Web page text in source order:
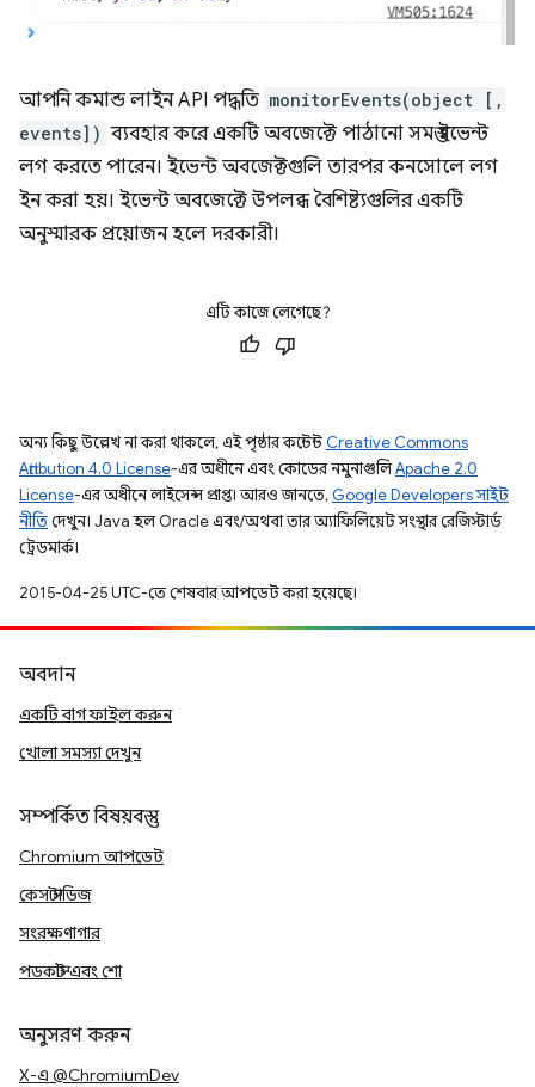
আপনি কমান্ড লাইন API পদ্ধতি monitorEvents(object [,
events]) ব্যবহার করে একটি অবজেক্টে পাঠানো সমস্ত ইভেন্ট
লগ করতে পারেন। ইভেন্ট অবজেক্টগুলি তারপর কনসোলে লগ
ইন করা হয়। ইভেন্ট অবজেক্টে উপলব্ধ বৈশিষ্ট্যগুলির একটি
অনুস্মারক প্রয়োজন হলে দরকারী।
এটি কাজে লেগেছে?
অন্য কিছু উল্লেখ না করা থাকলে, এই পৃষ্ঠার কন্টেন্ট Creative Commons
Attribution 4.0 License-এর অধীনে এবং কোডের নমুনাগুলিApache 2.0
License-এর অধীনে লাইসেন্স প্রাপ্ত। আরও জানতে, Google Developers সাইট
নীতিদেখুন। Java হল Oracle এবং/অথবা তার অ্যাফিলিয়েট সংস্থার রেজিস্টার্ড
ট্রেডমার্ক।
2015-04-25 UTC-তে শেষবার আপডেট করা হয়েছে।
অবদান
একটি বাগ ফাইল করুন
খোলা সমস্যা দেখুন
সম্পর্কিত বিষয়বস্তু
Chromium আপডেট
কেস স্টাডিজ
সংরক্ষণাগার
পডকাস্ট এবং শো
অনুসরণ করুন
X-এ @ChromiumDev